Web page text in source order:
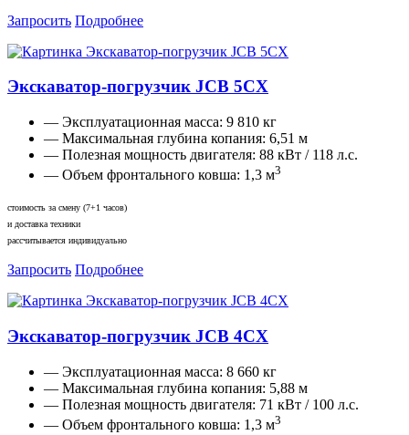
Запросить Подробнее
Экскаватор-погрузчик JCB 5CX
— Эксплуатационная масса: 9 810 кг
— Максимальная глубина копания: 6,51 м
— Полезная мощность двигателя: 88 кВт / 118 л.с.
— Объем фронтального ковша: 1,3 м3
стоимость за смену (7+1 часов)
и доставка техники
рассчитывается индивидуально
Запросить Подробнее
Экскаватор-погрузчик JCB 4CX
— Эксплуатационная масса: 8 660 кг
— Максимальная глубина копания: 5,88 м
— Полезная мощность двигателя: 71 кВт / 100 л.с.
— Объем фронтального ковша: 1,3 м3